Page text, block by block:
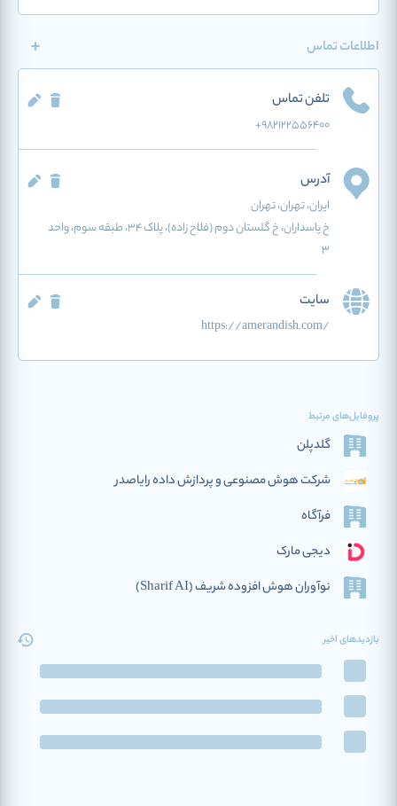
اطلاعات تماس
تلفن تماس
+982122556400
آدرس
ایران، تهران، تهران
خ پاسداران، خ گلستان دوم (فلاح زاده)، پلاک 34، طبقه سوم، واحد
3
سایت
https://amerandish.com/
پروفایل‌های مرتبط
گلدپلن
شرکت هوش مصنوعی و پردازش داده رایاصدر
فرآگاه
دیجی مارک
نوآوران هوش افزوده‌ شریف (Sharif AI)
بازدیدهای اخیر